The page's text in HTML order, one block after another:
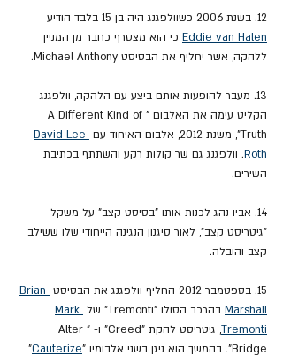
12. בשנת 2006 כשוולפגנג היה בן 15 בלבד הודיע
Eddie van Halen כי הוא מצטרף כחבר מן המניין
ללהקה, אשר יחליף את הבסיסט Michael Anthony.
13. מעבר להופעות אותם ביצע עם הלהקה, וולפגנג
הקליט עימה את האלבום "A Different Kind of
Truth", משנת 2012, אלבום האיחוד עם
David Lee
Roth. וולפגנג גם שר קולות רקע והשתתף בכתיבת
השירים.
14. אביו נהג לכנות אותו "בסיסט קצב" על משקל
"גיטריסט קצב", לאור סיגנון הנגינה הייחודי שלו ששילב
קצב והובלה.
15. בספטמבר 2012 החליף וולפגנג את הבסיסט
Brian
Marshall בהרכב הסולו "Tremonti" של
Mark
Tremonti
, גיטריסט להקת "Creed" ו- "Alter
Bridge". בהמשך הוא ניגן בשני אלבומיו "
Cauterize
"